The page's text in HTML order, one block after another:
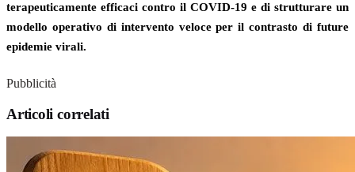
terapeuticamente efficaci contro il COVID-19 e di strutturare un
modello operativo di intervento veloce per il contrasto di future
epidemie virali.
Pubblicità
Articoli correlati